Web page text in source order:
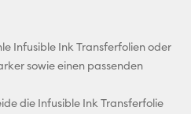
Infusible Ink Transferfolien oder
sowie einen passenden
die Infusible Ink Transferfolie